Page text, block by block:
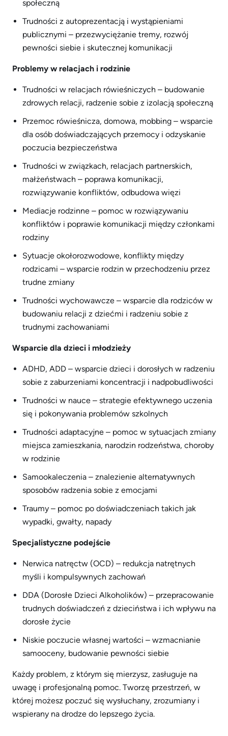
społeczną
Trudności z autoprezentacją i wystąpieniami
publicznymi – przezwyciężanie tremy, rozwój
pewności siebie i skutecznej komunikacji
Problemy w relacjach i rodzinie
Trudności w relacjach rówieśniczych – budowanie
zdrowych relacji, radzenie sobie z izolacją społeczną
Przemoc rówieśnicza, domowa, mobbing – wsparcie
dla osób doświadczających przemocy i odzyskanie
poczucia bezpieczeństwa
Trudności w związkach, relacjach partnerskich,
małżeństwach – poprawa komunikacji,
rozwiązywanie konfliktów, odbudowa więzi
Mediacje rodzinne – pomoc w rozwiązywaniu
konfliktów i poprawie komunikacji między członkami
rodziny
Sytuacje okołorozwodowe, konflikty między
rodzicami – wsparcie rodzin w przechodzeniu przez
trudne zmiany
Trudności wychowawcze – wsparcie dla rodziców w
budowaniu relacji z dziećmi i radzeniu sobie z
trudnymi zachowaniami
Wsparcie dla dzieci i młodzieży
ADHD, ADD – wsparcie dzieci i dorosłych w radzeniu
sobie z zaburzeniami koncentracji i nadpobudliwości
Trudności w nauce – strategie efektywnego uczenia
się i pokonywania problemów szkolnych
Trudności adaptacyjne – pomoc w sytuacjach zmiany
miejsca zamieszkania, narodzin rodzeństwa, choroby
w rodzinie
Samookaleczenia – znalezienie alternatywnych
sposobów radzenia sobie z emocjami
Traumy – pomoc po doświadczeniach takich jak
wypadki, gwałty, napady
Specjalistyczne podejście
Nerwica natręctw (OCD) – redukcja natrętnych
myśli i kompulsywnych zachowań
DDA (Dorosłe Dzieci Alkoholików) – przepracowanie
trudnych doświadczeń z dzieciństwa i ich wpływu na
dorosłe życie
Niskie poczucie własnej wartości – wzmacnianie
samooceny, budowanie pewności siebie
Każdy problem, z którym się mierzysz, zasługuje na
uwagę i profesjonalną pomoc. Tworzę przestrzeń, w
której możesz poczuć się wysłuchany, zrozumiany i
wspierany na drodze do lepszego życia.